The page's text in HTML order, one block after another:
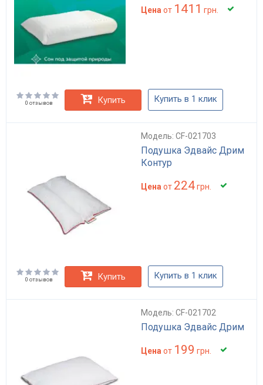
Цена от 1411 грн.
0 отзывов Купить Купить в 1 клик
Модель: CF-021703
Подушка Эдвайс Дрим
Контур
Цена от 224грн.
0 отзывов Купить Купить в 1 клик
Модель: CF-021702
Подушка Эдвайс Дрим
Цена от 199 грн.